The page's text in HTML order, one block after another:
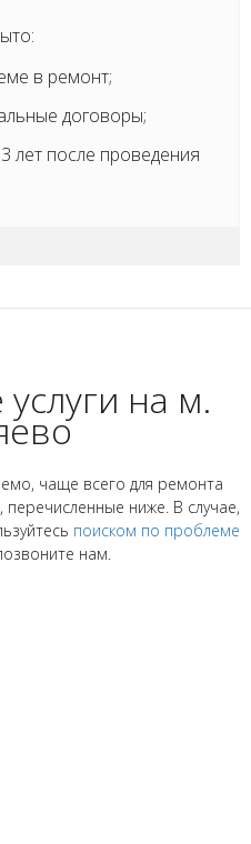
в ремонт;
договоры;
лет после проведения
на м.
чаще всего для ремонта
ниже. В случае,
поиском по проблеме
нам.